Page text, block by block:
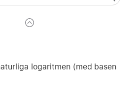
logaritmen (med basen